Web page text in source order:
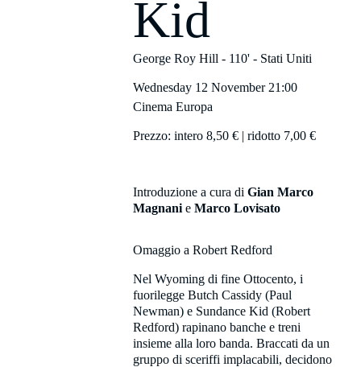
Kid
George Roy Hill - 110' - Stati Uniti
Wednesday 12 November 21:00
Cinema Europa
Prezzo: intero 8,50 € | ridotto 7,00 €
Introduzione a cura diGian Marco
Magnani eMarco Lovisato
Omaggio a Robert Redford
Nel Wyoming di fine Ottocento, i
fuorilegge Butch Cassidy (Paul
Newman) e Sundance Kid (Robert
Redford) rapinano banche e treni
insieme alla loro banda. Braccati da un
gruppo di sceriffi implacabili, decidono